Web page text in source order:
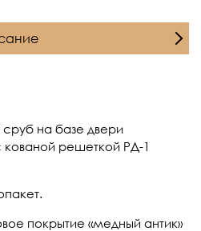
на базе двери
решеткой РД-1
покрытие «медный антик»